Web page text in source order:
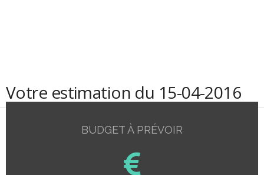
Votre estimation du 15-04-2016
BUDGET À PRÉVOIR